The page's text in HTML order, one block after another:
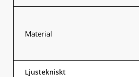
Material
Ljustekniskt